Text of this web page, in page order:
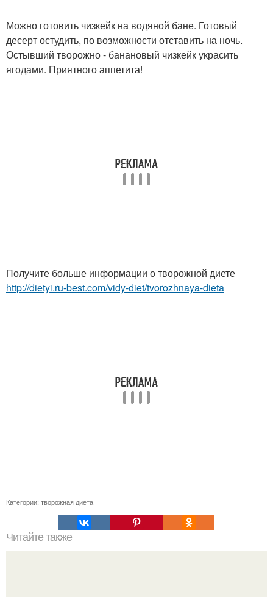
Можно готовить чизкейк на водяной бане. Готовый
десерт остудить, по возможности отставить на ночь.
Остывший творожно - банановый чизкейк украсить
ягодами. Приятного аппетита!
Получите больше информации о творожной диете
http://dietyi.ru-best.com/vidy-diet/tvorozhnaya-dieta
Категории: творожная диета
Читайте также